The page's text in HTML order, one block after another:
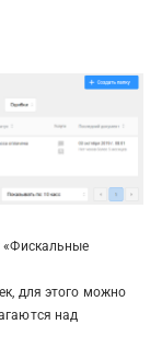
«Фискальные
для этого можно
над